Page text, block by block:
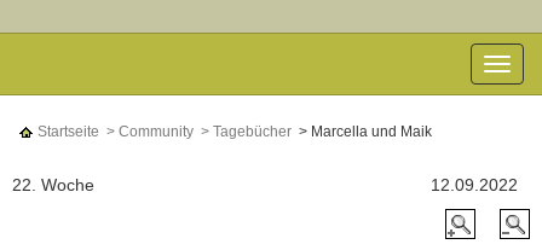
Toggle
Startseite > Community > Tagebücher > Marcella und Maik
12.09.2022
22. Woche